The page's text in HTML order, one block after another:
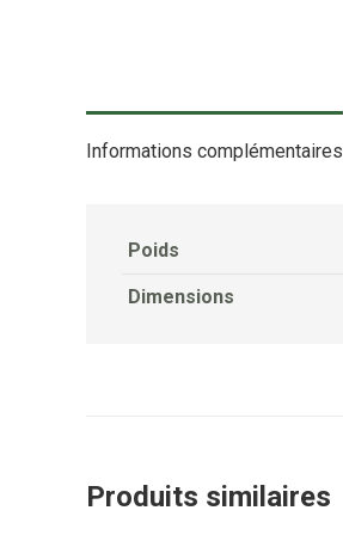
Informations complémentaires
Poids
Dimensions
Produits similaires